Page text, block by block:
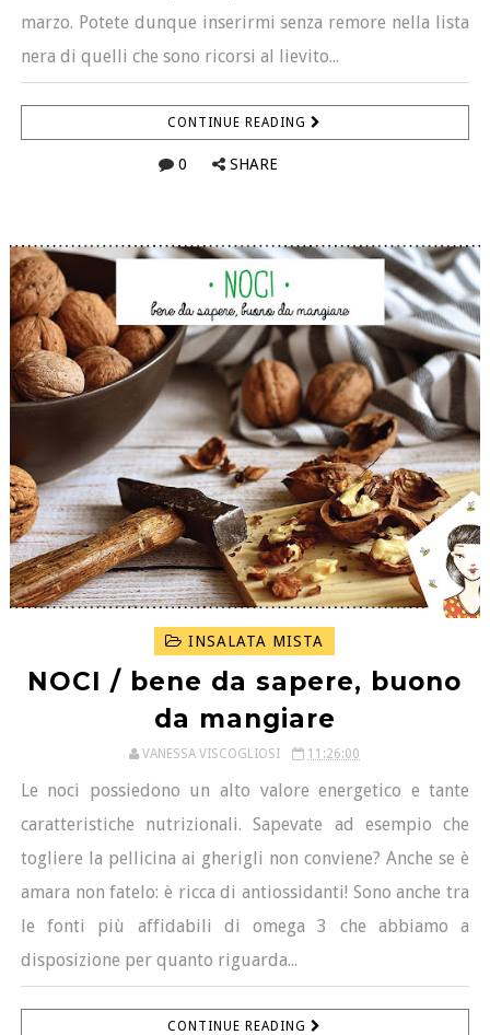
marzo. Potete dunque inserirmi senza remore nella lista
nera di quelli che sono ricorsi al lievito...
CONTINUE READING
0 SHARE
INSALATA MISTA
NOCI / bene da sapere, buono
da mangiare
VANESSA VISCOGLIOSI 11:26:00
Le noci possiedono un alto valore energetico e tante
caratteristiche nutrizionali. Sapevate ad esempio che
togliere la pellicina ai gherigli non conviene? Anche se è
amara non fatelo: è ricca di antiossidanti! Sono anche tra
le fonti più affidabili di omega 3 che abbiamo a
disposizione per quanto riguarda...
CONTINUE READING